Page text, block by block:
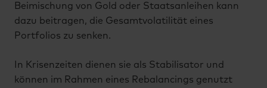
Beimischung von Gold oder Staatsanleihen kann
dazu beitragen, die Gesamtvolatilität eines
Portfolios zu senken.
In Krisenzeiten dienen sie als Stabilisator und
können im Rahmen eines Rebalancings genutzt